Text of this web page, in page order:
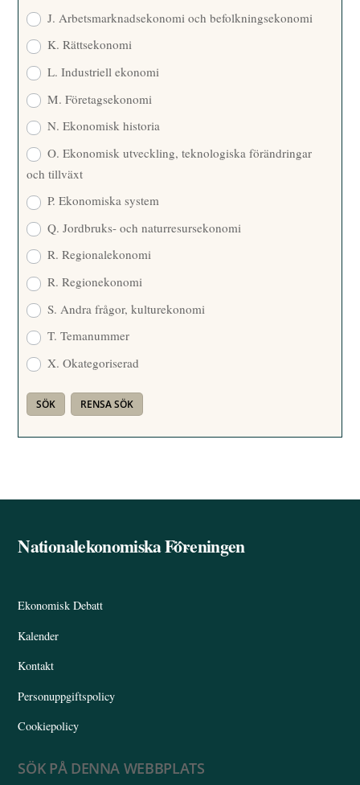
J. Arbetsmarknadsekonomi och befolkningsekonomi
K. Rättsekonomi
L. Industriell ekonomi
M. Företagsekonomi
N. Ekonomisk historia
O. Ekonomisk utveckling, teknologiska förändringar
och tillväxt
P. Ekonomiska system
Q. Jordbruks- och naturresursekonomi
R. Regionalekonomi
R. Regionekonomi
S. Andra frågor, kulturekonomi
T. Temanummer
X. Okategoriserad
Back
Nationalekonomiska Föreningen
Ekonomisk Debatt
Kalender
Kontakt
Personuppgiftspolicy
Cookiepolicy
SÖK PÅ DENNA WEBBPLATS